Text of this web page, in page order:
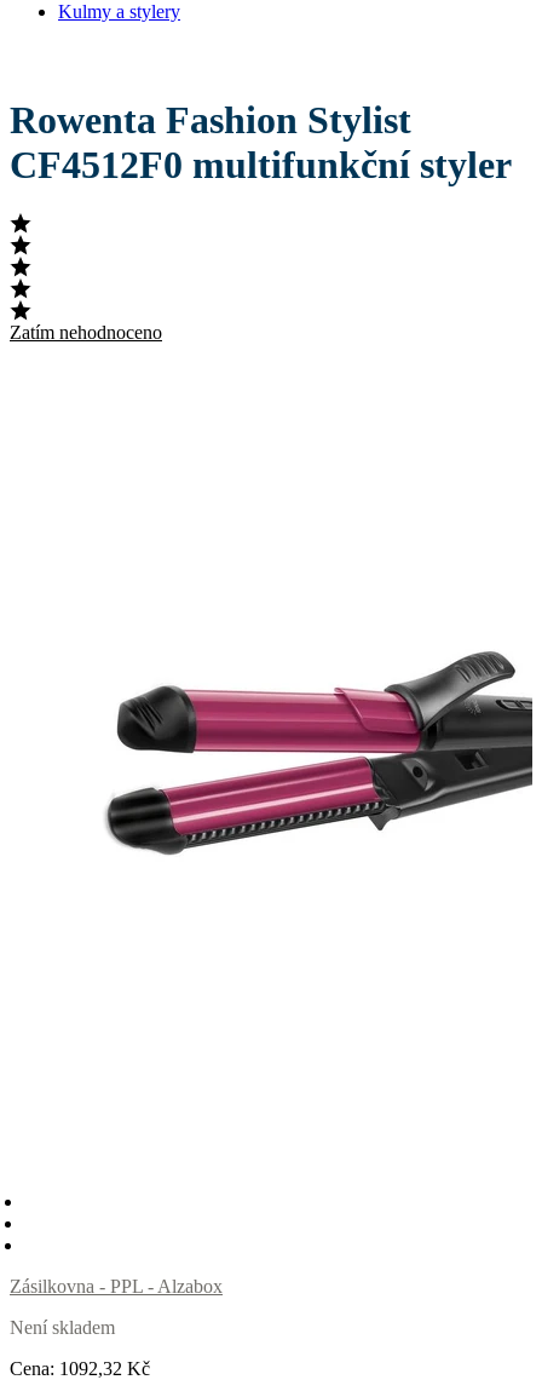
Kulmy a stylery
Rowenta Fashion Stylist
CF4512F0 multifunkční styler
Zatím nehodnoceno
Zásilkovna - PPL - Alzabox
Není skladem
Cena: 1092,32 Kč